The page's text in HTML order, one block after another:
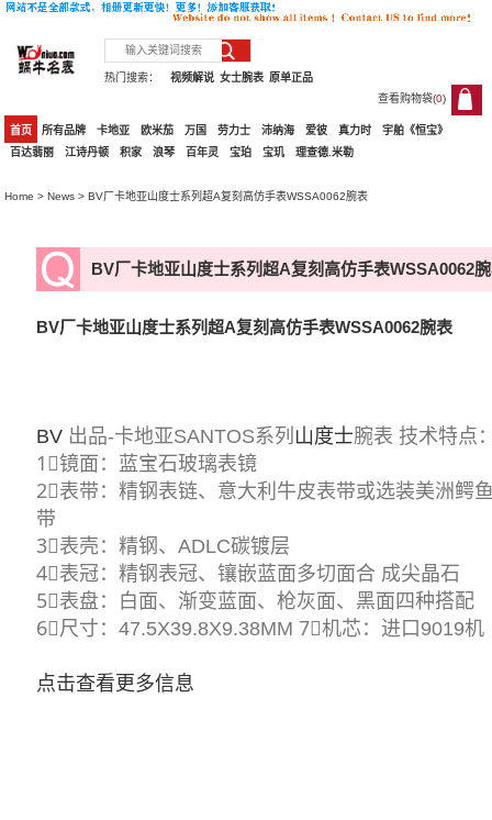
热门搜索： 原单正品
女士腕表
视频解说
查看购物袋(0)
0
首页 所有品牌 卡地亚 欧米茄 万国 劳力士 沛纳海 爱彼 真力时
宇舶《恒宝》
百达翡丽
江诗丹顿 积家 浪琴 百年灵 宝珀 宝玑 理查德.米勒
Home >News > BV厂卡地亚山度士系列超A复刻高仿手表WSSA0062腕表
BV厂卡地亚山度士系列超A复刻高仿手表WSSA0062
BV厂卡地亚山度士系列超A复刻高仿手表WSSA0062腕表
BV 出品-卡地亚SANTOS系列 山度士腕表 技术特点
1⃣️镜面：蓝宝石玻璃表镜
2⃣️表带：精钢表链、意大利牛皮表带或选装美洲鳄
带
3⃣️表壳：精钢、ADLC碳镀层
4⃣️表冠：精钢表冠、镶嵌蓝面多切面合 成尖晶石
5⃣️表盘：白面、渐变蓝面、枪灰面、黑面四种搭配
6⃣️尺寸：47.5X39.8X9.38MM 7⃣️机芯：进口9019机
点击查看更多信息